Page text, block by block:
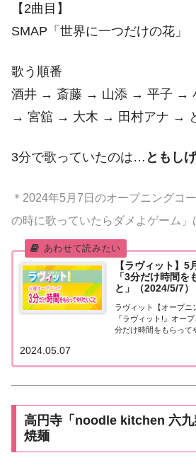
【2曲目】
SMAP「世界に一つだけの花」
歌う順番
酒井 → 斎藤 → 山添 → 平子 →
→ 宮舘 → 大木 → 田村アナ →
3分で歌っていたのは… ともしげ
＊2024年5月7日のオープニングコ
の時に歌っていたらダメよゲーム」
【ラヴィット】5
「3分だけ時間を
と」（2024/5/7）
ラヴィット【オープニ
『ラヴィット!』オー
分だけ時間をもらって
ら！3分だけ時間をも
日は上川隆也さんの誕
2024.05.07
高円寺「noodle kitchen 六九
焼麺